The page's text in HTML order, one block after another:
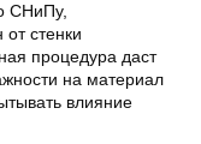
СНиПу,
стенки
процедура даст
на материал
влияние